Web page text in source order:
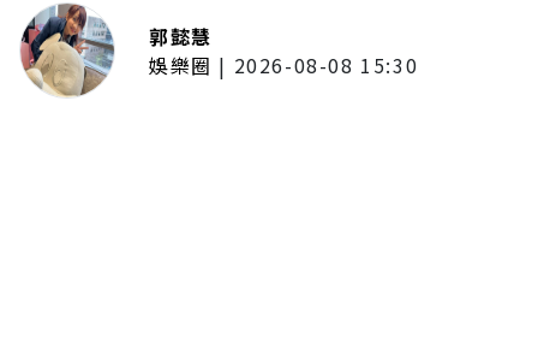
郭懿慧
娛樂圈 | 2026-08-08 15:30